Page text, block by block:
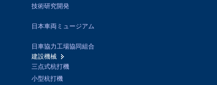
技術研究開発
日本車両ミュージアム
日車協力工場協同組合
建設機械
三点式杭打機
小型杭打機